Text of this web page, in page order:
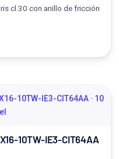
cl.30 con anillo de fricción
10TW-IE3-CIT64AA